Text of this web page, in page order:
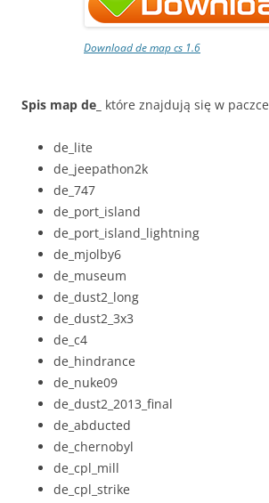
Download de map cs 1.6
Spis map de_ które znajdują się w paczce
de_lite
de_jeepathon2k
de_747
de_port_island
de_port_island_lightning
de_mjolby6
de_museum
de_dust2_long
de_dust2_3x3
de_c4
de_hindrance
de_nuke09
de_dust2_2013_final
de_abducted
de_chernobyl
de_cpl_mill
de_cpl_strike